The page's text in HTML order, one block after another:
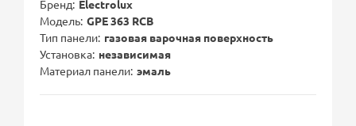
Бренд Electrolux
Модель GPE 363 RCB
Тип панели газовая варочная поверхность
Установка независимая
Материал панели эмаль